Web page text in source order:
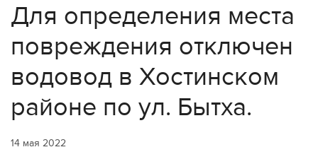
Для определения места
повреждения отключен
водовод в Хостинском
районе по ул. Бытха.
14 мая 2022